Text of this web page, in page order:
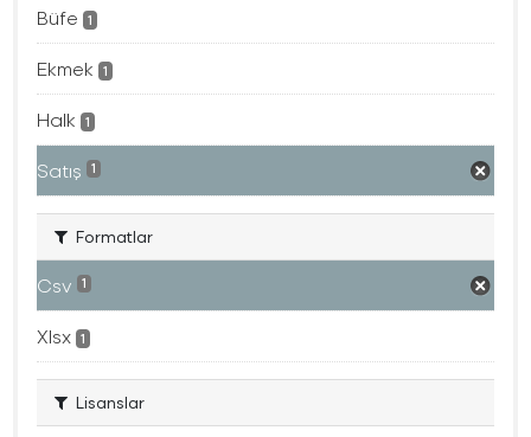
Büfe 1
Ekmek 1
Halk 1
Satış 1
Formatlar
Csv 1
Xlsx 1
Lisanslar